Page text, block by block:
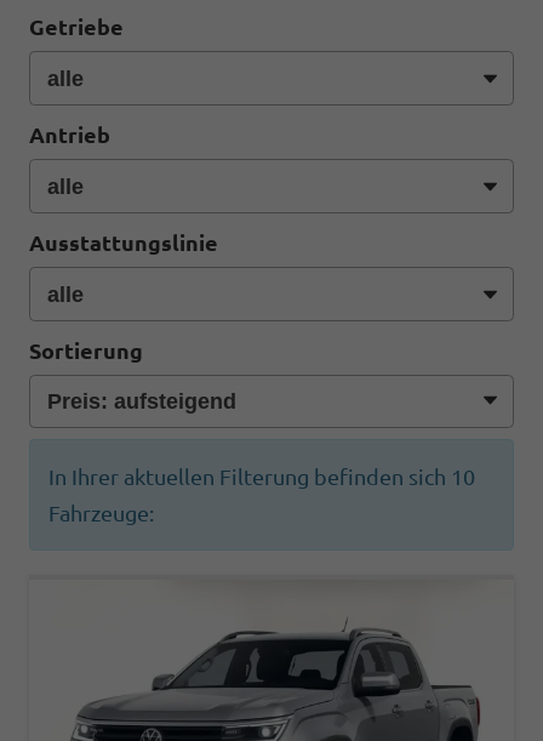
Getriebe
Antrieb
Ausstattungslinie
Sortierung
In Ihrer aktuellen Filterung befinden sich 10
Fahrzeuge: